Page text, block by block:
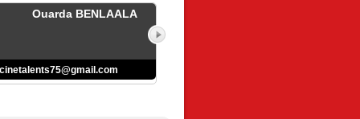
Ouarda BENLAALA
cinetalents75@gmail.com